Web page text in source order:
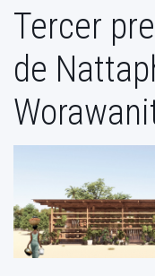
Tercer
de